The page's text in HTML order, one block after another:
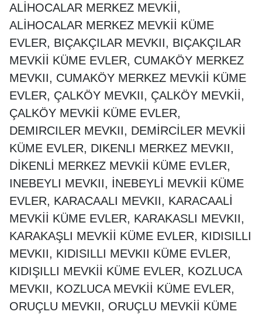
ALİHOCALAR MERKEZ MEVKİİ,
ALİHOCALAR MERKEZ MEVKİİ KÜME
EVLER, BIÇAKÇILAR MEVKII, BIÇAKÇILAR
MEVKİİ KÜME EVLER, CUMAKÖY MERKEZ
MEVKII, CUMAKÖY MERKEZ MEVKİİ KÜME
EVLER, ÇALKÖY MEVKII, ÇALKÖY MEVKİİ,
ÇALKÖY MEVKİİ KÜME EVLER,
DEMIRCILER MEVKII, DEMİRCİLER MEVKİİ
KÜME EVLER, DIKENLI MERKEZ MEVKII,
DİKENLİ MERKEZ MEVKİİ KÜME EVLER,
INEBEYLI MEVKII, İNEBEYLİ MEVKİİ KÜME
EVLER, KARACAALI MEVKII, KARACAALİ
MEVKİİ KÜME EVLER, KARAKASLI MEVKII,
KARAKAŞLI MEVKİİ KÜME EVLER, KIDISILLI
MEVKII, KIDISILLI MEVKII KÜME EVLER,
KIDIŞILLI MEVKİİ KÜME EVLER, KOZLUCA
MEVKII, KOZLUCA MEVKİİ KÜME EVLER,
ORUÇLU MEVKII, ORUÇLU MEVKİİ KÜME